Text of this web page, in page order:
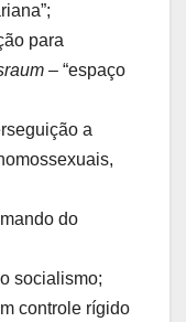
para
– “espaço
a
do
socialismo;
controle rígido